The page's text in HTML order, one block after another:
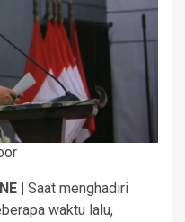
| Saat menghadiri
waktu lalu,